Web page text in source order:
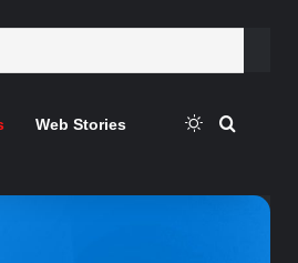
Web Stories Switch skin